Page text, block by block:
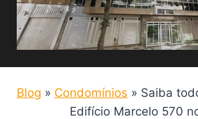
Blog » Condomínios » Saiba
Edifício Marcelo 570